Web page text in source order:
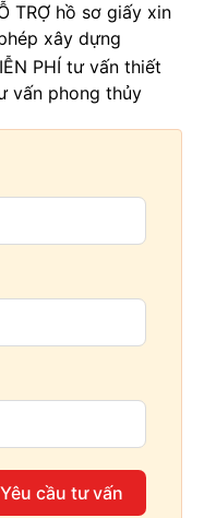
TRỢ hồ sơ giấy xin
xây dựng
PHÍ tư vấn thiết
vấn phong thủy
Yêu cầu tư vấn